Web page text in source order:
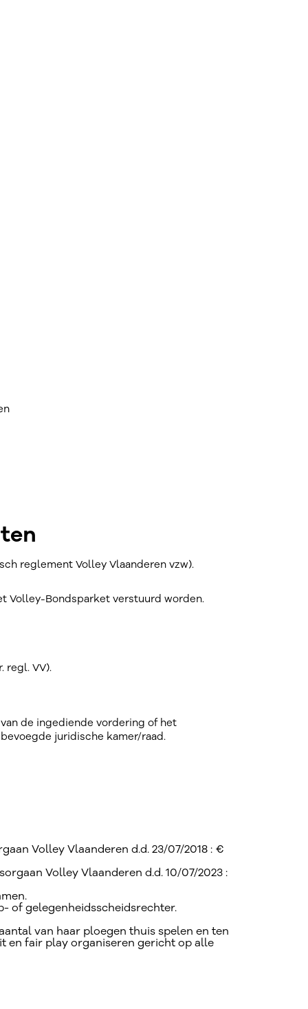
reglement Volley Vlaanderen vzw).
Volley-Bondsparket verstuurd worden.
regl. VV).
de ingediende vordering of het
juridische kamer/raad.
Volley Vlaanderen d.d. 23/07/2018 : €
Volley Vlaanderen d.d. 10/07/2023 :
of gelegenheidsscheidsrechter.
van haar ploegen thuis spelen en ten
en fair play organiseren gericht op alle